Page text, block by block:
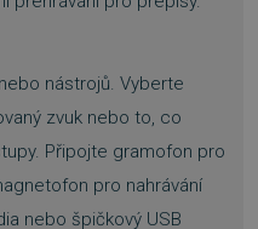
nástrojů. Vyberte
zvuk nebo to, co
Připojte gramofon pro
pro nahrávání
nebo špičkový USB